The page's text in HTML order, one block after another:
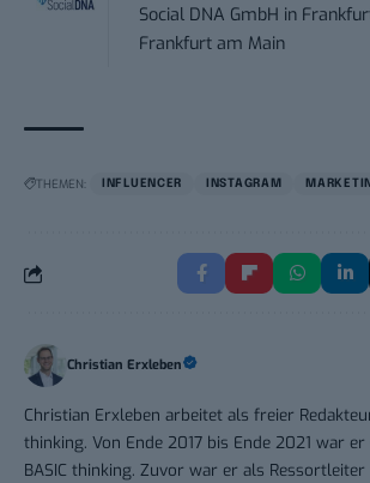
Social DNA GmbH in
Frankfurt am Main
THEMEN: INFLUENCER INSTAGRAM
Christian Erxleben
Christian Erxleben arbeitet als freier
thinking. Von Ende 2017 bis Ende 2021 war
BASIC thinking. Zuvor war er als Ressortleiter